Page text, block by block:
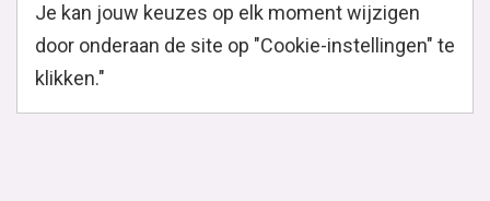
Je kan jouw keuzes op elk moment wijzigen
door onderaan de site op "Cookie-instellingen" te
klikken."